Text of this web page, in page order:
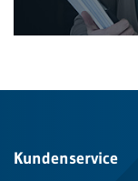
Kundenservice